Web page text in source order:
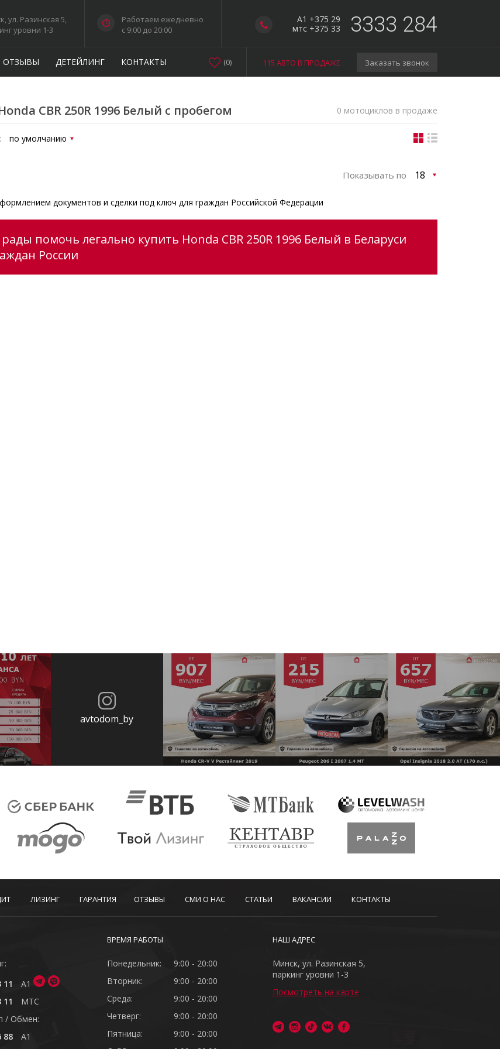
A1 +375 29
мтс +375 33
3333 284
ул. Разинская 5,
уровни 1-3
Работаем ежедневно
c 9:00 до 20:00
ОТЗЫВЫ ДЕТЕЙЛИНГ КОНТАКТЫ 115 АВТО В ПРОДАЖЕ Заказать звонок
(0)
CBR 250R 1996 Белый с пробегом 0 мотоциклов в продаже
Показывать по
документов и сделки под ключ для граждан Российской Федерации
помочь легально купить Honda CBR 250R 1996 Белый в Беларуси
России
avtodom_by
ЛИЗИНГ ГАРАНТИЯ ОТЗЫВЫ СМИ О НАС СТАТЬИ ВАКАНСИИ КОНТАКТЫ
11
A1
11
MTC
/ Обмен:
88
A1
ВРЕМЯ РАБОТЫ
Понедельник:
9:00 - 20:00
Вторник:
9:00 - 20:00
Среда:
9:00 - 20:00
Четверг:
9:00 - 20:00
Пятница:
9:00 - 20:00
НАШ АДРЕС
Минск, ул. Разинская 5,
паркинг уровни 1-3
Посмотреть на карте